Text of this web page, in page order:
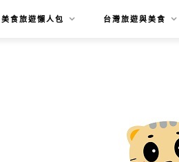
美食旅遊懶人包 台灣旅遊與美食